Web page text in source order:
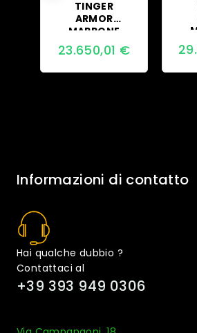
TINGER
ARMOR
MARRONE
VERSIONE
AVVENTURA
23.650,01 €
Informazioni di contatto
Hai qualche dubbio ?
Contattaci al
+39 393 949 0306